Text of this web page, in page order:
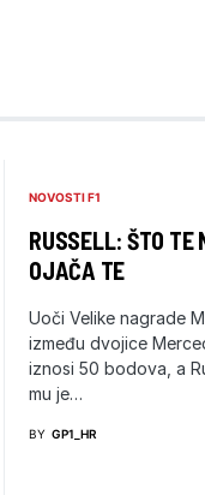
NOVOSTI F1
RUSSELL: ŠTO TE
OJAČA TE
Uoči Velike nagrade
između dvojice
iznosi 50 bodova, a
mu je…
BY GP1_HR